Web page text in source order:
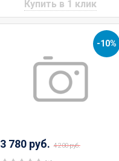
-10%
3 780 руб. 4 200 руб.